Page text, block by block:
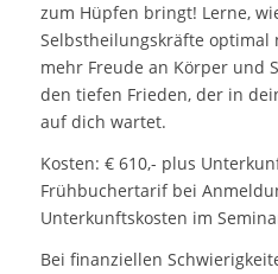
zum Hüpfen bringt! Lerne,
Selbstheilungskräfte optimal
mehr Freude an Körper und
den tiefen Frieden, der in
auf dich wartet.
Kosten: € 610,- plus
Frühbuchertarif bei
Unterkunftskosten im
Bei finanziellen